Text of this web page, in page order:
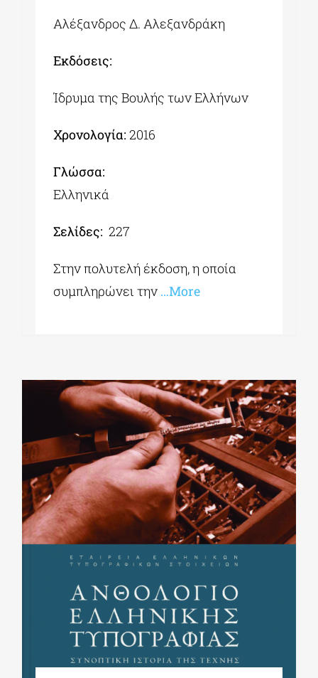
Αλέξανδρος Δ. Αλεξανδράκη
Εκδόσεις:
Ίδρυμα της Βουλής των Ελλήνων
Χρονολογία:2016
Γλώσσα:
Ελληνικά
Σελίδες: 227
Στην πολυτελή έκδοση, η οποία
συμπληρώνει την …More